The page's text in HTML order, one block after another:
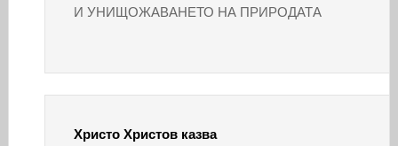
И УНИЩОЖАВАНЕТО НА ПРИРОДАТА
Христо Христов казва